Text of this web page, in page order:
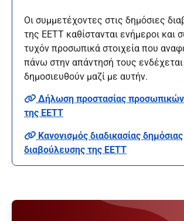
Οι συμμετέχοντες στις δημόσιες
της ΕΕΤΤ καθίστανται ενήμεροι και
τυχόν προσωπικά στοιχεία που
πάνω στην απάντησή τους
δημοσιευθούν μαζί με αυτήν.
Δήλωση προστασίας
της ΕΕΤΤ
Κανονισμός διαδικασίας δημόσιας
διαβούλευσης της ΕΕΤΤ